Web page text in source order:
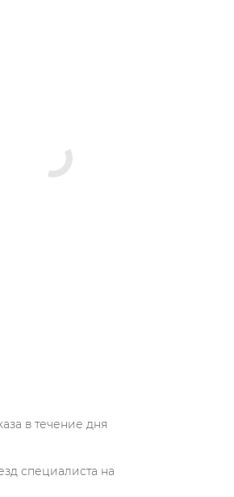
в течение дня
специалиста на